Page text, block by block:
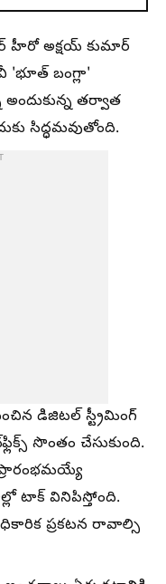
హీరో అక్షయ్ కుమార్
బంగ్లా'
తర్వాత
సిద్ధమవుతోంది.
డిజిటల్ స్ట్రీమింగ్
సొంతం చేసుకుంది.
టాక్ వినిపిస్తోంది.
ప్రకటన రావాల్సి